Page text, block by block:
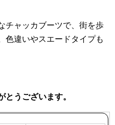
チャッカブーツで、街を歩
色違いやスエードタイプも
とうございます。